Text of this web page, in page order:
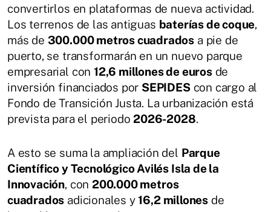
convertirlos en plataformas de nueva actividad.
Los terrenos de las antiguas baterías de coque,
más de 300.000 metros cuadrados a pie de
puerto, se transformarán en un nuevo parque
empresarial con 12,6 millones de eurosde
inversión financiados por SEPIDEScon cargo al
Fondo de Transición Justa. La urbanización está
prevista para el periodo2026-2028.
A esto se suma la ampliación del Parque
Científico y Tecnológico Avilés Isla de la
Innovación, con 200.000 metros
cuadrados adicionales y16,2 millonesde